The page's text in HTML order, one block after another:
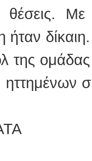
θέσεις.
ήταν
της